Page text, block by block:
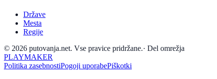
Države
Mesta
Regije
© 2026 putovanja.net. Vse pravice pridržane.· Del omrežja
PLAYMAKER
Politika zasebnostiPogoji uporabePiškotki